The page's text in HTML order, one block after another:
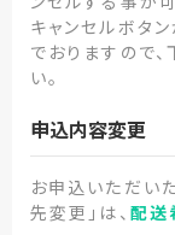
キャンセルボタ
でおりますので
い。
申込内容変更
お申込いただい
先変更」は、 配送